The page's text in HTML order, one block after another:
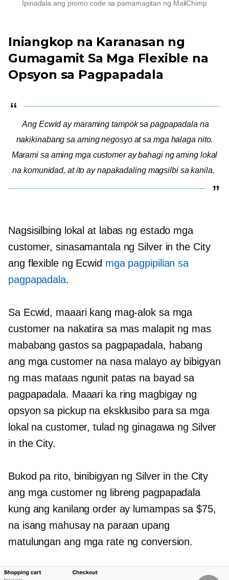
Ipinadala ang promo code sa pamamagitan ng MailChimp
Iniangkop na Karanasan ng
Gumagamit Sa Mga Flexible na
Opsyon sa Pagpapadala
Ang Ecwid ay maraming tampok sa pagpapadala na
nakikinabang sa aming negosyo at sa mga halaga nito.
Marami sa aming mga customer ay bahagi ng aming lokal
na komunidad, at ito ay napakadaling magsilbi sa kanila.
Nagsisilbing lokal at labas ng estado mga
customer, sinasamantala ng Silver in the City
ang flexible ng Ecwid mga pagpipilian sa
pagpapadala.
Sa Ecwid, maaari kang mag-alok sa mga
customer na nakatira sa mas malapit ng mas
mababang gastos sa pagpapadala, habang
ang mga customer na nasa malayo ay bibigyan
ng mas mataas ngunit patas na bayad sa
pagpapadala. Maaari ka ring magbigay ng
opsyon sa pickup na eksklusibo para sa mga
lokal na customer, tulad ng ginagawa ng Silver
in the City.
Bukod pa rito, binibigyan ng Silver in the City
ang mga customer ng libreng pagpapadala
kung ang kanilang order ay lumampas sa $75,
na isang mahusay na paraan upang
matulungan ang mga rate ng conversion.